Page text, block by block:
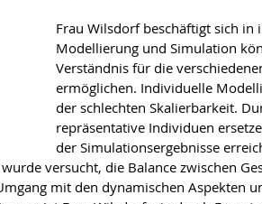
Frau Wilsdorf beschäftigt sich
Modellierung und Simulation
Verständnis für die
ermöglichen. Individuelle
der schlechten Skalierbarkeit.
repräsentative Individuen
der Simulationsergebnisse
versucht, die Balance zwischen
mit den dynamischen Aspekten